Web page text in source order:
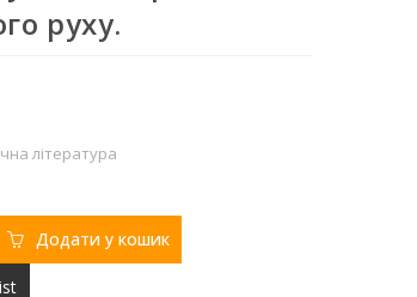
руху.
література
Додати у кошик